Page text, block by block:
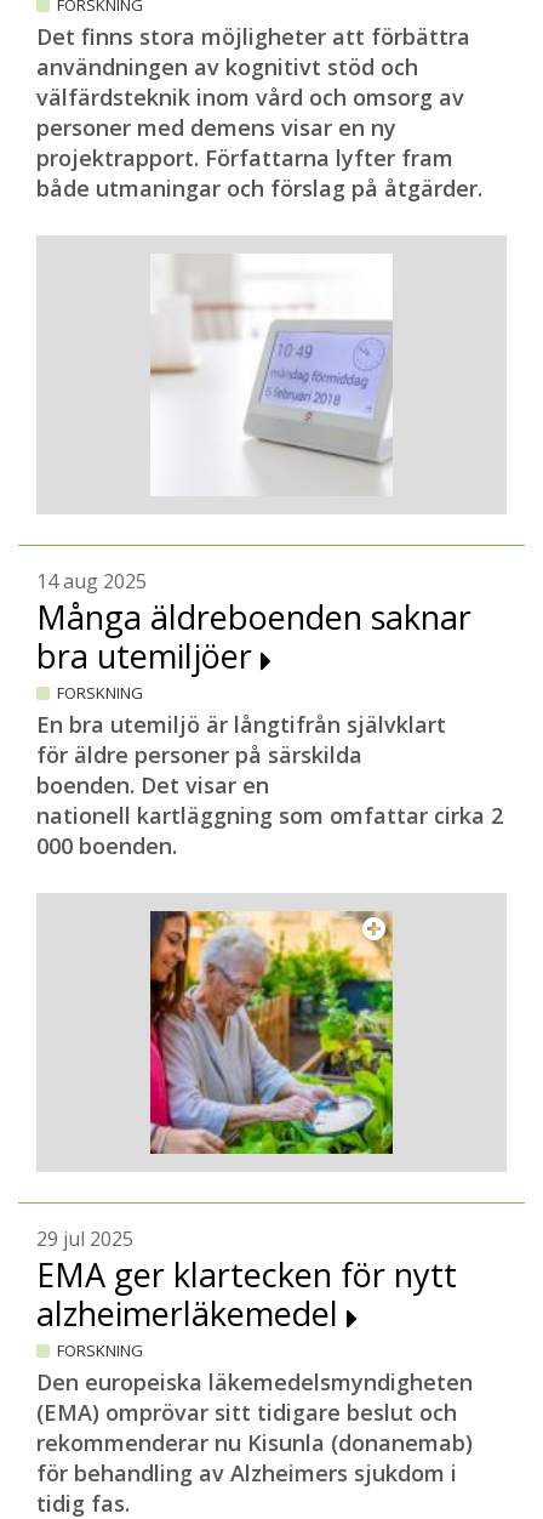
FORSKNING
Det finns stora möjligheter att förbättra
användningen av kognitivt stöd och
välfärdsteknik inom vård och omsorg av
personer med demens visar en ny
projektrapport. Författarna lyfter fram
både utmaningar och förslag på åtgärder.
14 aug 2025
Många äldreboenden saknar
bra utemiljöer
FORSKNING
En bra utemiljö är långtifrån självklart
för äldre personer på särskilda
boenden. Det visar en
nationell kartläggning som omfattar cirka 2
000 boenden.
29 jul 2025
EMA ger klartecken för nytt
alzheimerläkemedel
FORSKNING
Den europeiska läkemedelsmyndigheten
(EMA) omprövar sitt tidigare beslut och
rekommenderar nu Kisunla (donanemab)
för behandling av Alzheimers sjukdom i
tidig fas.